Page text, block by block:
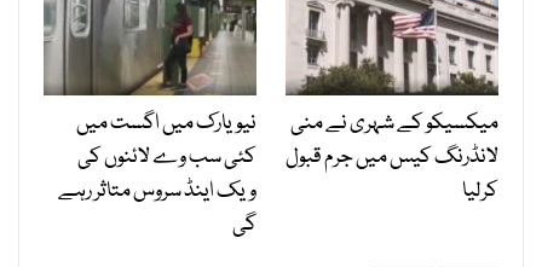
میکسیکو کے شہری نے منی
لانڈرنگ کیس میں جرم قبول
کرلیا
نیویارک میں اگست میں
کئی سب وے لائنوں کی
ویک اینڈ سروس متاثر رہے
گی